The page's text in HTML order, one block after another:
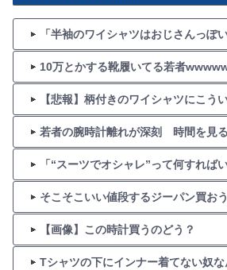
「半袖のワイシャツはおじさんっぽ
10万とかする靴履いてる若者
【悲報】柄付きのワイシャツにこう
若者の腕時計離れが深刻 時間を見
「“スーツでオシャレ”って何すれば
そこそこいい値段するジーパン買お
【画像】この時計買うのどう？
Tシャツの下にインナー着てない奴な